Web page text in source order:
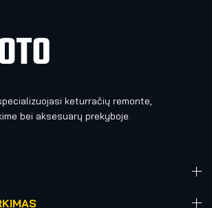
keturračių remonte,
bei aksesuarų prekyboje.